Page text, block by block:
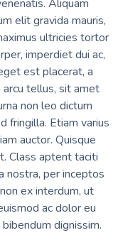
Aliquam
elit gravida mauris,
ultricies tortor
imperdiet dui ac,
est placerat, a
tellus, sit amet
non leo dictum
fringilla. Etiam varius
auctor. Quisque
Class aptent taciti
nostra, per inceptos
ex interdum, ut
ac dolor eu
dignissim.